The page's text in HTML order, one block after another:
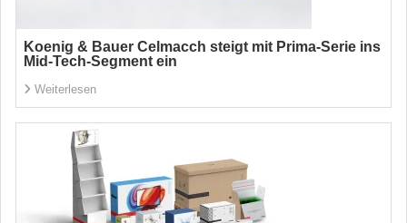
Koenig & Bauer Celmacch steigt mit Prima-Serie ins
Mid-Tech-Segment ein
Weiterlesen